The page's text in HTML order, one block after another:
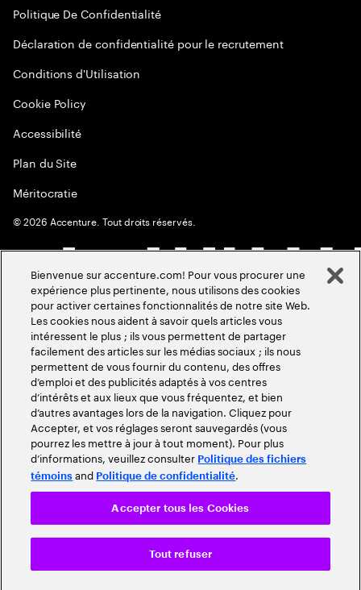
Politique De Confidentialité
Déclaration de confidentialité pour le recrutement
Conditions d'Utilisation
Cookie Policy
Accessibilité
Plan du Site
Méritocratie
©2026 Accenture. Tout droits réservés.
Bienvenue sur accenture.com! Pour vous procurer une
expérience plus pertinente, nous utilisons des cookies
pour activer certaines fonctionnalités de notre site Web.
Les cookies nous aident à savoir quels articles vous
intéressent le plus ; ils vous permettent de partager
facilement des articles sur les médias sociaux ; ils nous
permettent de vous fournir du contenu, des offres
d’emploi et des publicités adaptés à vos centres
d’intérêts et aux lieux que vous fréquentez, et bien
d’autres avantages lors de la navigation. Cliquez pour
Accepter, et vos réglages seront sauvegardés (vous
pourrez les mettre à jour à tout moment). Pour plus
d’informations, veuillez consulter Politique des fichiers
témoins and Politique de confidentialité.
Tout refuser
Accepter tous les Cookies